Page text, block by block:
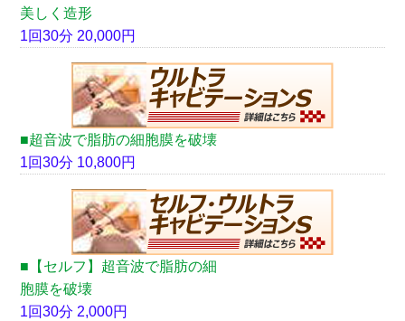
美しく造形
1回30分 20,000円
■超音波で脂肪の細胞膜を破壊
1回30分 10,800円
■【セルフ】超音波で脂肪の細
胞膜を破壊
1回30分 2,000円